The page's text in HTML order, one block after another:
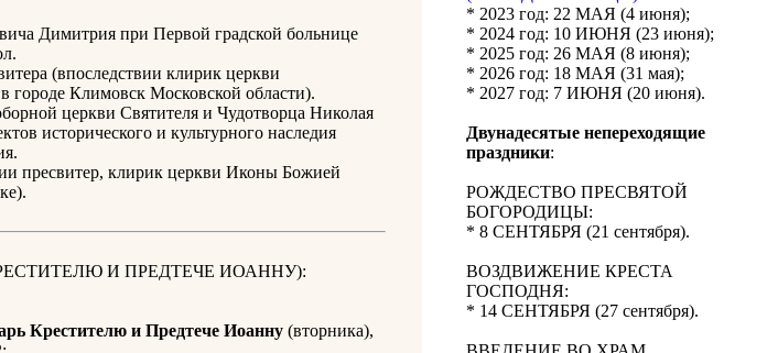
Димитрия при Первой градской больнице
(впоследствии клирик церкви
городе Климовск Московской области).
церкви Святителя и Чудотворца Николая
исторического и культурного наследия
пресвитер, клирик церкви Иконы Божией
И ПРЕДТЕЧЕ ИОАННУ):
Крестителю и Предтече Иоанну (вторника),
* 2023 год: 22 МАЯ (4 июня);
* 2024 год: 10 ИЮНЯ (23 июня);
* 2025 год: 26 МАЯ (8 июня);
* 2026 год: 18 МАЯ (31 мая);
* 2027 год: 7 ИЮНЯ (20 июня).
Двунадесятые непереходящие
праздники:
РОЖДЕСТВО ПРЕСВЯТОЙ
БОГОРОДИЦЫ:
* 8 СЕНТЯБРЯ (21 сентября).
ВОЗДВИЖЕНИЕ КРЕСТА
ГОСПОДНЯ:
* 14 СЕНТЯБРЯ (27 сентября).